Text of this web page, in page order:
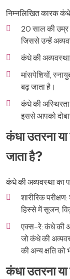
निम्नलिखित कारक
20 साल की
जिससे उन्हें
कंधे की
मांसपेशियों,
बढ़ जाता है।
कंधे की अस्थिरता
इससे आपको
कंधा उतरना
जाता है?
कंधे की अव्यवस्था का
शारीरिक
हिस्से में सूजन,
एक्स-रे: कंधे की
जो कंधे की
की अन्य क्षति
कंधा उतरना